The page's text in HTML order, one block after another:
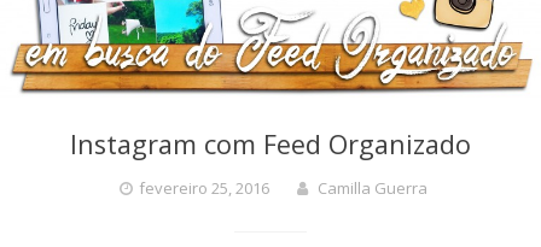
Instagram com Feed Organizado
fevereiro 25, 2016 Camilla Guerra